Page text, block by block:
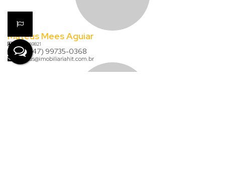
Mateus Mees Aguiar
CRECI69821
+55 (47) 99735-0368
mateus@imobiliariahit.com.br